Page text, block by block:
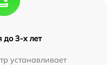
до 3-х лет
устанавливает